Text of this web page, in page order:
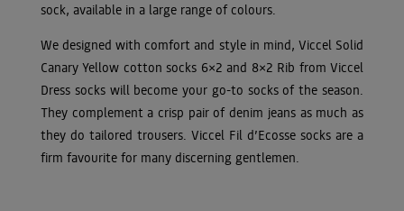
sock, available in a large range of colours.
We designed with comfort and style in mind, Viccel Solid
Canary Yellow cotton socks 6×2 and 8×2 Rib from Viccel
Dress socks will become your go-to socks of the season.
They complement a crisp pair of denim jeans as much as
they do tailored trousers. Viccel Fil d’Ecosse socks are a
firm favourite for many discerning gentlemen.